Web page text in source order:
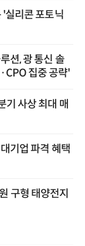
실리콘 포토닉
션, 광 통신 솔
집중 공략'
사상 최대 매
기업 파격 혜택
구형 태양전지